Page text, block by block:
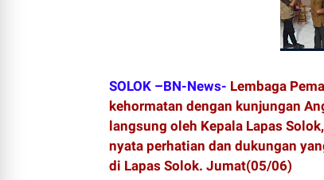
SOLOK –BN-News- Lembaga
kehormatan dengan kunjungan
langsung oleh Kepala Lapas
nyata perhatian dan dukungan
di Lapas Solok. Jumat(05/06)